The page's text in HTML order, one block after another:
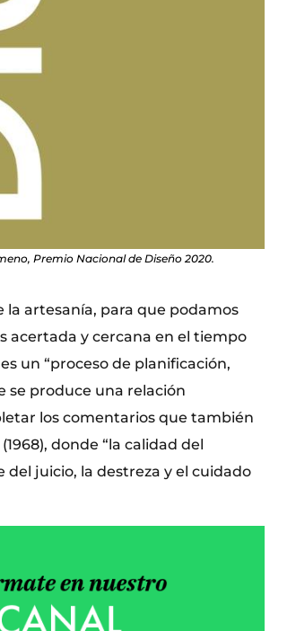
Premio Nacional de Diseño 2020.
la artesanía, para que podamos
acertada y cercana en el tiempo
un “proceso de planificación,
se produce una relación
los comentarios que también
donde “la calidad del
juicio, la destreza y el cuidado